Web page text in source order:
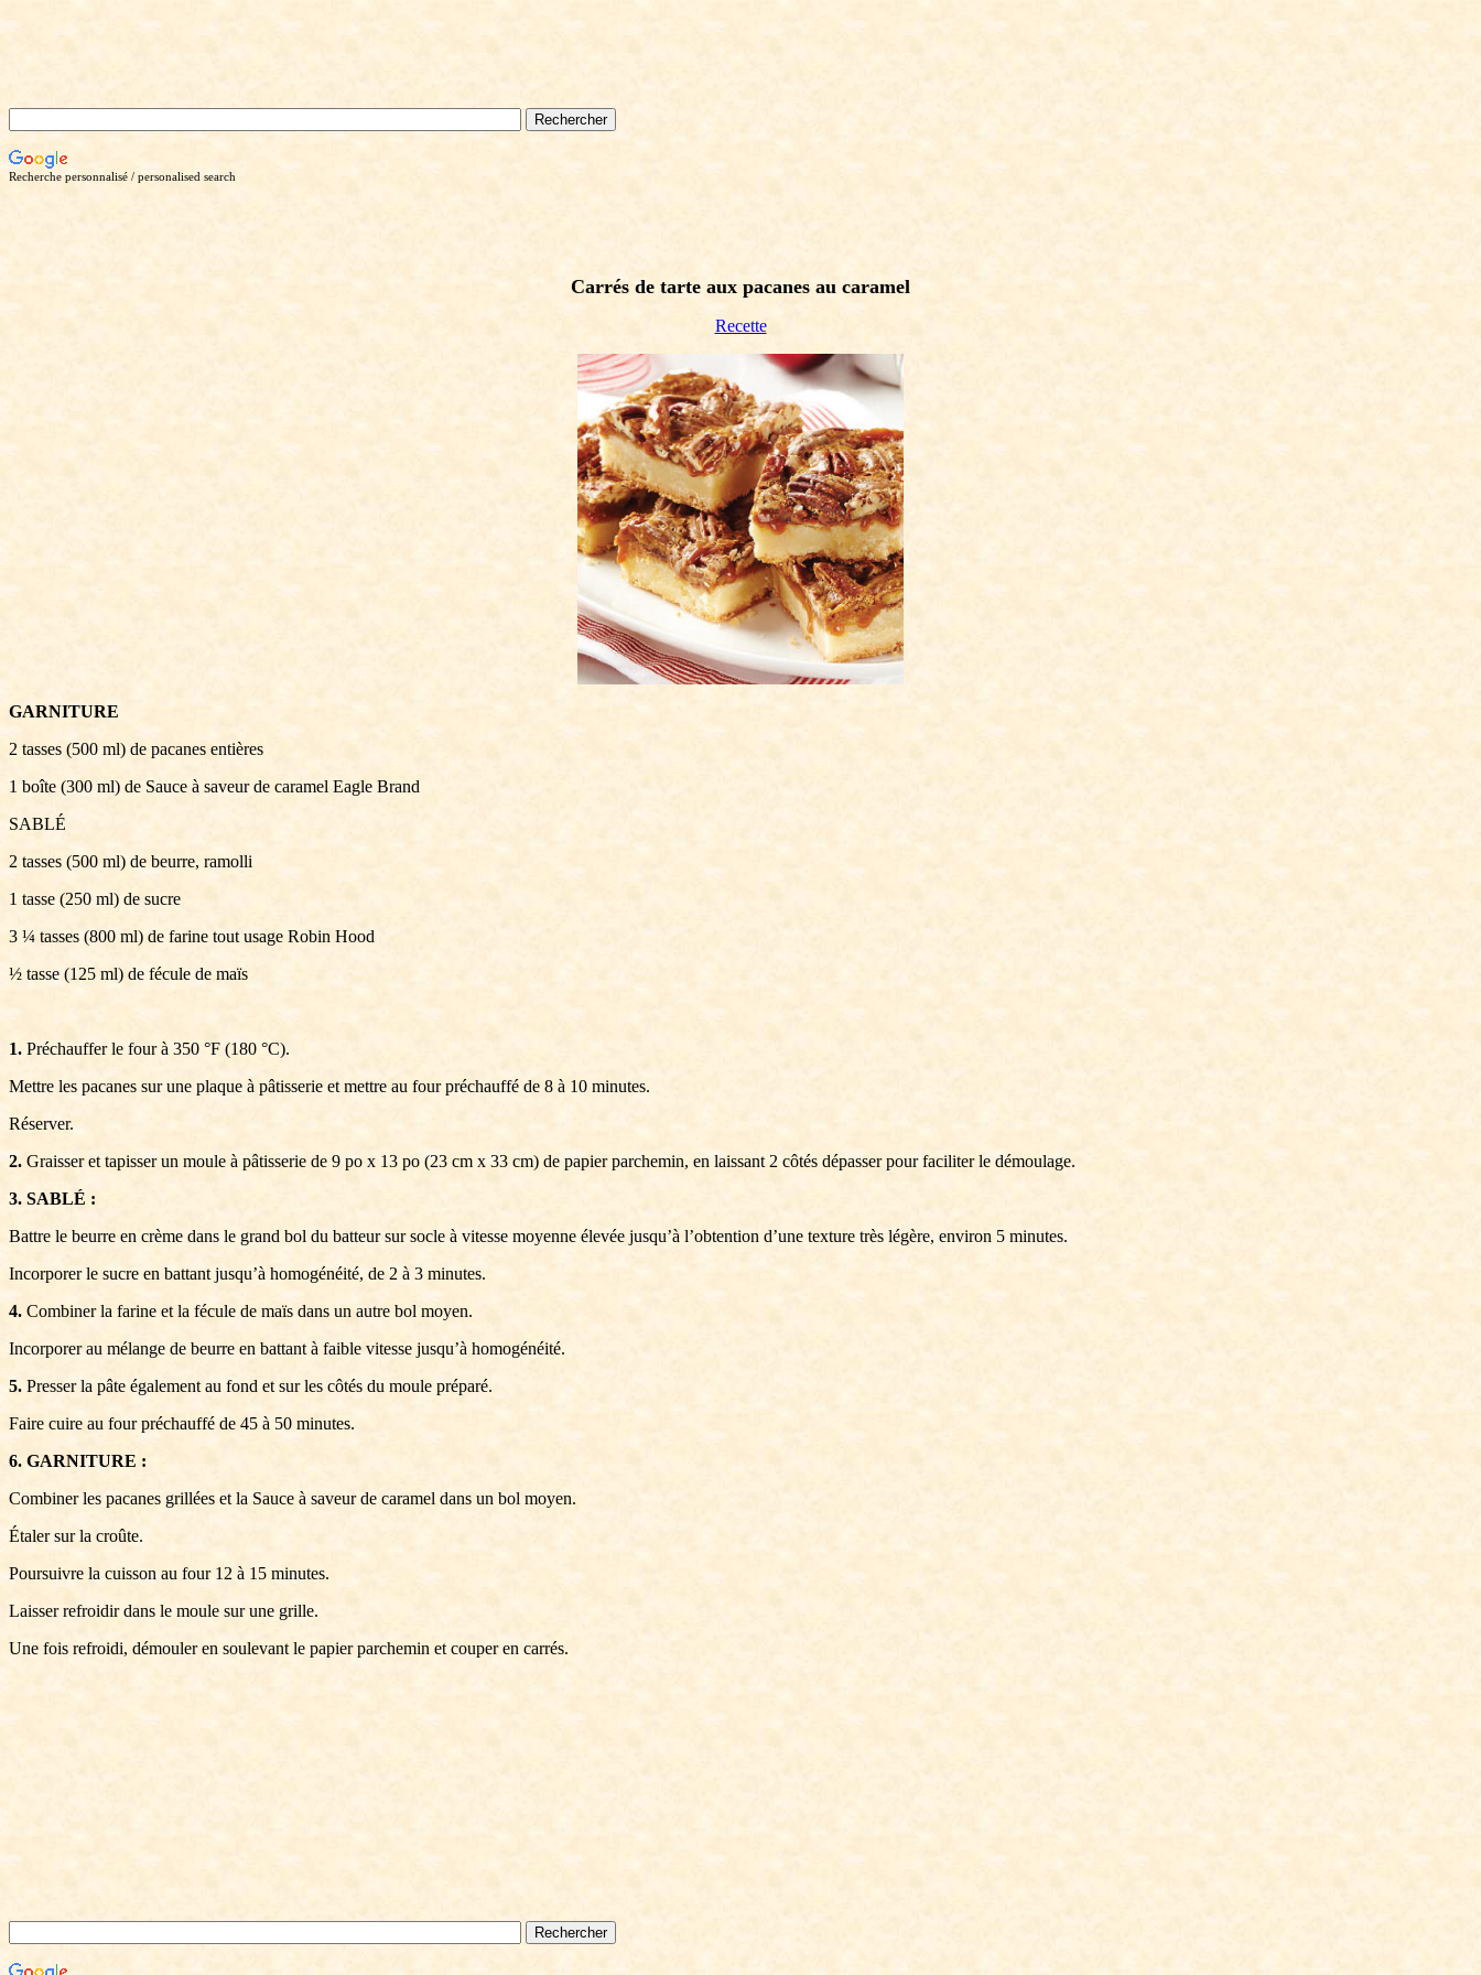
Recherche personnalisé / personalised search
Carrés de tarte aux pacanes au caramel
Recette
GARNITURE
2 tasses (500 ml) de pacanes entières
1 boîte (300 ml) de Sauce à saveur de caramel Eagle Brand
SABLÉ
2 tasses (500 ml) de beurre, ramolli
1 tasse (250 ml) de sucre
3 ¼ tasses (800 ml) de farine tout usage Robin Hood
½ tasse (125 ml) de fécule de maïs
1. Préchauffer le four à 350 °F (180 °C).
Mettre les pacanes sur une plaque à pâtisserie et mettre au four préchauffé de 8 à 10 minutes.
Réserver.
2. Graisser et tapisser un moule à pâtisserie de 9 po x 13 po (23 cm x 33 cm) de papier parchemin, en laissant 2 côtés dépasser pour faciliter le démoulage.
3. SABLÉ :
Battre le beurre en crème dans le grand bol du batteur sur socle à vitesse moyenne élevée jusqu’à l’obtention d’une texture très légère, environ 5 minutes.
Incorporer le sucre en battant jusqu’à homogénéité, de 2 à 3 minutes.
4. Combiner la farine et la fécule de maïs dans un autre bol moyen.
Incorporer au mélange de beurre en battant à faible vitesse jusqu’à homogénéité.
5. Presser la pâte également au fond et sur les côtés du moule préparé.
Faire cuire au four préchauffé de 45 à 50 minutes.
6. GARNITURE :
Combiner les pacanes grillées et la Sauce à saveur de caramel dans un bol moyen.
Étaler sur la croûte.
Poursuivre la cuisson au four 12 à 15 minutes.
Laisser refroidir dans le moule sur une grille.
Une fois refroidi, démouler en soulevant le papier parchemin et couper en carrés.